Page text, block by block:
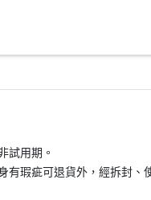
試用期。
瑕疵可退貨外，經拆封